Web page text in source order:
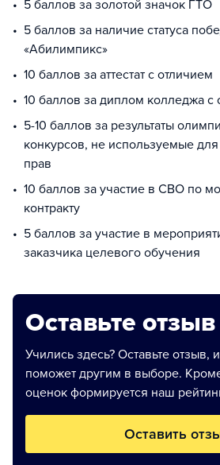
5 баллов за золотой значок ГТО
5 баллов за наличие статуса
«Абилимпикс»
10 баллов за аттестат с отличием
10 баллов за диплом колледжа с
5-10 баллов за результаты
конкурсов, не используемые
прав
10 баллов за участие в СВО по
контракту
5 баллов за участие в
заказчика целевого обучения
Оставьте отзыв
Учились здесь? Оставьте отзыв,
поможет другим в выборе.
оценок формируется наш
Оставить